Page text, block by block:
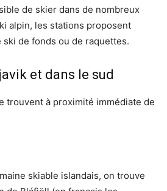
de skier dans de nombreux
alpin, les stations proposent
de fonds ou de raquettes.
et dans le sud
trouvent à proximité immédiate de
skiable islandais, on trouve